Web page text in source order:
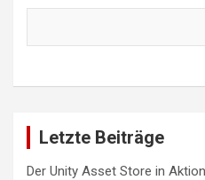
Letzte Beiträge
Der Unity Asset Store in